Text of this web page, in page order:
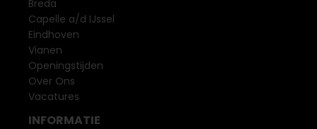
Breda
Capelle a/d IJssel
Eindhoven
Vianen
Openingstijden
Over Ons
Vacatures
INFORMATIE